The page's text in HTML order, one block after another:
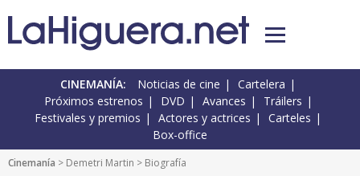
CINEMANÍA: Noticias de cine
Cartelera
Próximos estrenos
DVD Avances
Tráilers
Festivales y premios
Actores y actrices
Carteles
Box-office
Cinemanía > Demetri Martin > Biografía